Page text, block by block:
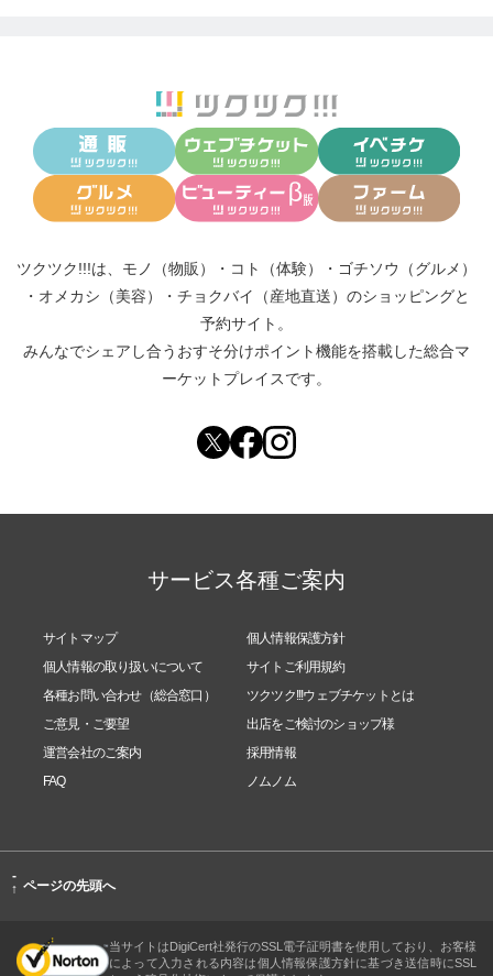
ツクツク!!!は、 モノ（物販） ・ コト（体験） ・ ゴチソウ（グルメ）
・ オメカシ（美容） ・ チョクバイ（産地直送） のショッピングと
予約サイト。
みんなでシェアし合う おすそ分けポイント機能を搭載した総合マ
ーケットプレイスです。
サービス各種ご案内
サイトマップ
個人情報保護方針
個人情報の取り扱いについて
サイトご利用規約
各種お問い合わせ（総合窓口）
ツクツク!!!ウェブチケットとは
ご意見・ご要望
出店をご検討のショップ様
運営会社のご案内
採用情報
FAQ
ノムノム
-
↑ ページの先頭へ
当サイトはDigiCert社発行のSSL電子証明書を使用しており、お客様
によって入力される内容は個人情報保護方針に基づき送信時にSSL